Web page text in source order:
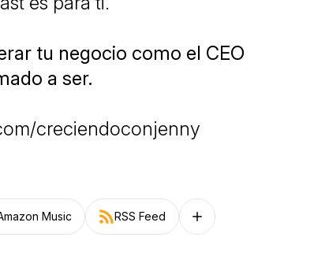
tu negocio como el CEO
a ser.
creciendoconjenny
Music RSS Feed Follow on other platforms